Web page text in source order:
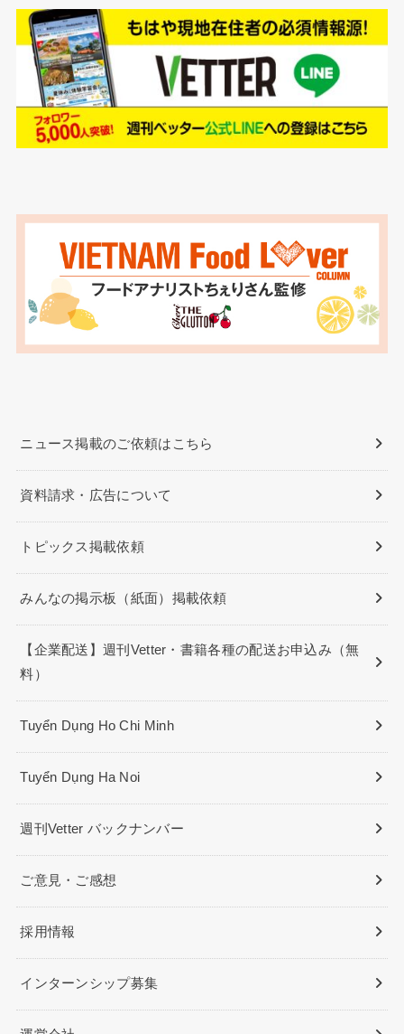
ニュース掲載のご依頼はこちら
資料請求・広告について
トピックス掲載依頼
みんなの掲示板（紙面）掲載依頼
【企業配送】週刊Vetter・書籍各種の配送お申込み（無
料）
Tuyển Dụng Ho Chi Minh
Tuyển Dụng Ha Noi
週刊Vetter バックナンバー
ご意見・ご感想
採用情報
インターンシップ募集